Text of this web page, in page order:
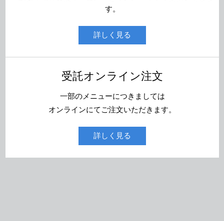
す。
詳しく見る
受託オンライン注文
一部のメニューにつきましては
オンラインにてご注文いただきます。
詳しく見る